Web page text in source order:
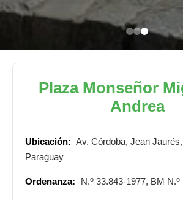
Plaza Monseñor
Andrea
Ubicación: Av. Córdoba, Jean
Paraguay
Ordenanza: N.o 33.843-1977, BM N.o